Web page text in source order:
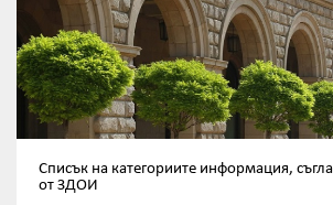
Списък на категориите информация,
от ЗДОИ